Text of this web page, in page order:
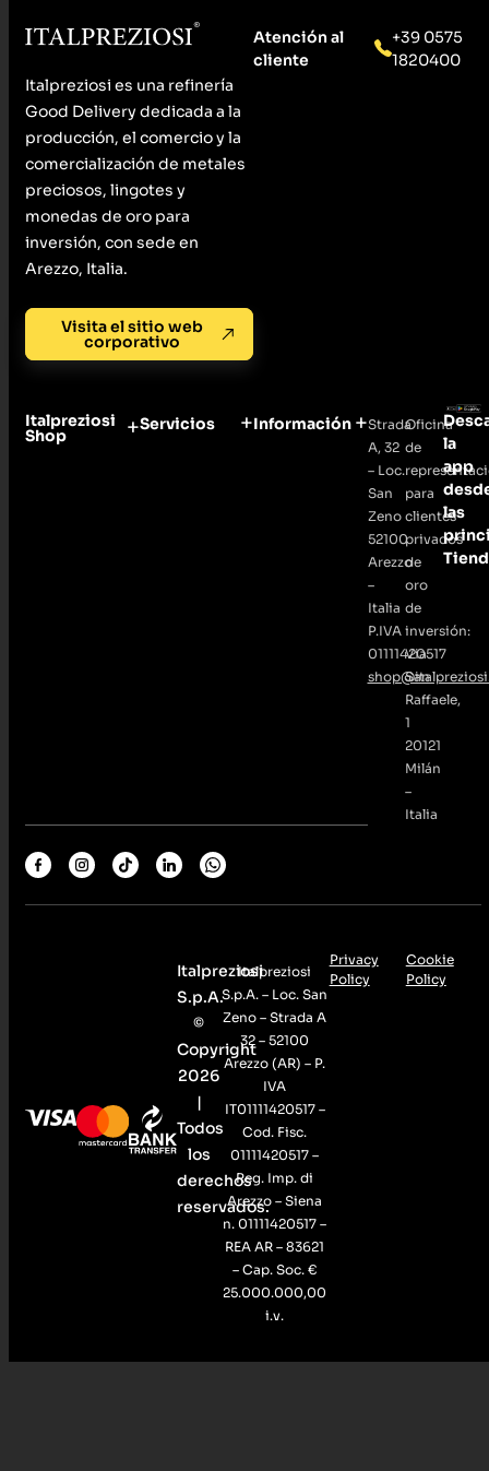
Italpreziosi es una refinería
Good Delivery dedicada a la
producción, el comercio y la
comercialización de metales
preciosos, lingotes y
monedas de oro para
inversión, con sede en
Arezzo, Italia.
Visita el sitio web
corporativo
Atención al
cliente
+39 0575
1820400
Italpreziosi
Shop
Servicios Información
Strada
A, 32
– Loc.
San
Zeno
52100
Arezzo
–
Italia
P.IVA
01111420517
Oficina
de
para
clientes
privados
de
oro
de
inversión:
Via
San
Raffaele,
1
20121
Milán
–
Italia
la
app
las
Italpreziosi
S.p.A.
©
Copyright
2026
|
Todos
los
derechos
reservados.
Italpreziosi
S.p.A. – Loc. San
Zeno – Strada A
32 – 52100
Arezzo (AR) – P.
IVA
IT01111420517 –
Cod. Fisc.
01111420517 –
Reg. Imp. di
Arezzo – Siena
n. 01111420517 –
REA AR – 83621
– Cap. Soc. €
25.000.000,00
i.v.
Privacy
Policy
Cookie
Policy